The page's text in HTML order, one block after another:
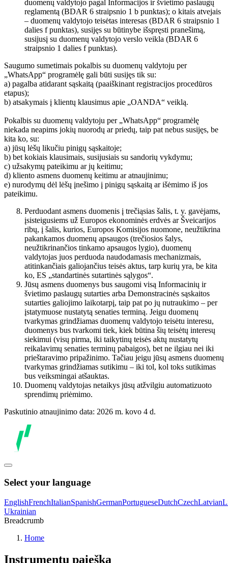
duomenų valdytojo pagal Informacijos ir švietimo paslaugų
reglamentą (BDAR 6 straipsnio 1 b punktas); o kitais atvejais
– duomenų valdytojo teisėtas interesas (BDAR 6 straipsnio 1
dalies f punktas), susijęs su būtinybe išspręsti pranešimą,
susijusį su duomenų valdytojo verslo veikla (BDAR 6
straipsnio 1 dalies f punktas).
Saugumo sumetimais pokalbis su duomenų valdytoju per
„WhatsApp“ programėlę gali būti susijęs tik su:
a) pagalba atidarant sąskaitą (paaiškinant registracijos procedūros
etapus);
b) atsakymais į klientų klausimus apie „OANDA“ veiklą.
Pokalbis su duomenų valdytoju per „WhatsApp“ programėlę
niekada neapims jokių nuorodų ar priedų, taip pat nebus susijęs, be
kita ko, su:
a) jūsų lėšų likučiu pinigų sąskaitoje;
b) bet kokiais klausimais, susijusiais su sandorių vykdymu;
c) užsakymų pateikimu ar jų keitimu;
d) kliento asmens duomenų keitimu ar atnaujinimu;
e) nurodymų dėl lėšų įnešimo į pinigų sąskaitą ar išėmimo iš jos
pateikimu.
Perduodant asmens duomenis į trečiąsias šalis, t. y. gavėjams,
įsisteigusiems už Europos ekonominės erdvės ar Šveicarijos
ribų, į šalis, kurios, Europos Komisijos nuomone, neužtikrina
pakankamos duomenų apsaugos (trečiosios šalys,
neužtikrinančios tinkamo apsaugos lygio), duomenų
valdytojas juos perduoda naudodamasis mechanizmais,
atitinkančiais galiojančius teisės aktus, tarp kurių yra, be kita
ko, ES „standartinės sutartinės sąlygos“.
Jūsų asmens duomenys bus saugomi visą Informacinių ir
švietimo paslaugų sutarties arba Demonstracinės sąskaitos
sutarties galiojimo laikotarpį, taip pat po jų nutraukimo – per
įstatymuose nustatytą senaties terminą. Jeigu duomenų
tvarkymas grindžiamas duomenų valdytojo teisėtu interesu,
duomenys bus tvarkomi tiek, kiek būtina šių teisėtų interesų
siekimui (visų pirma, iki taikytinų teisės aktų nustatytų
reikalavimų senaties terminų pabaigos), bet ne ilgiau nei iki
prieštaravimo pripažinimo. Tačiau jeigu jūsų asmens duomenų
tvarkymas grindžiamas sutikimu – iki tol, kol toks sutikimas
bus veiksmingai atšauktas.
Duomenų valdytojas netaikys jūsų atžvilgiu automatizuoto
sprendimų priėmimo.
Paskutinio atnaujinimo data: 2026 m. kovo 4 d.
Select your language
EnglishFrenchItalianSpanishGermanPortugueseDutchCzechLatvian
Ukrainian
Breadcrumb
Home
Instrumentų paieška